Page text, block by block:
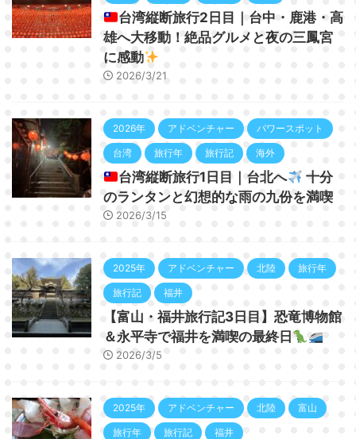
台湾縦断旅行2日目｜台中・鹿港・高
雄へ大移動！絶品グルメと夜の三鳳宮
に感動
2026/3/21
2026年 アドベンチャー パワースポット
台湾 旅行年 旅行記 海外
台湾縦断旅行1日目｜台北へ
十分
のランタンと幻想的な雨の九份を満喫
2026/3/15
2025年 アドベンチャー 北陸 旅行年
旅行記 福井
【富山・福井旅行記3日目】恐竜博物館
＆永平寺で福井を満喫の最終日
2026/3/5
2025年 アドベンチャー 北陸 富山
旅行年 旅行記 福井